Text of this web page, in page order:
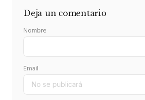
Deja un comentario
Nombre
Email